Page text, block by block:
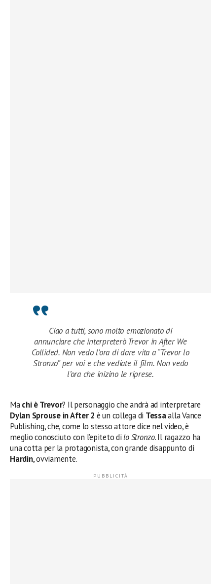
Ciao a tutti, sono molto emozionato di
annunciare che interpreterò Trevor in After We
Collided. Non vedo l’ora di dare vita a “Trevor lo
Stronzo” per voi e che vediate il film. Non vedo
l’ora che inizino le riprese.
Machi è Trevor? Il personaggio che andrà ad interpretare
Dylan Sprouse in After 2 è un collega di Tessaalla Vance
Publishing, che, come lo stesso attore dice nel video, è
meglio conosciuto con l’epiteto dilo Stronzo. Il ragazzo ha
una cotta per la protagonista, con grande disappunto di
Hardin, ovviamente.